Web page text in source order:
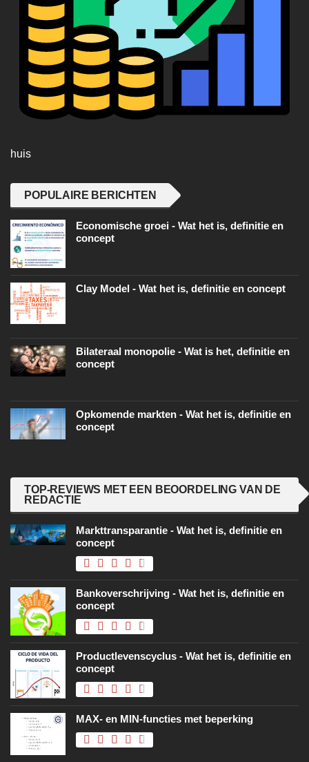
huis
POPULAIRE BERICHTEN
Economische groei - Wat het is, definitie en
concept
Clay Model - Wat het is, definitie en concept
Bilateraal monopolie - Wat is het, definitie en
concept
Opkomende markten - Wat het is, definitie en
concept
TOP-REVIEWS MET EEN BEOORDELING VAN DE
REDACTIE
Markttransparantie - Wat het is, definitie en
concept
Bankoverschrijving - Wat het is, definitie en
concept
Productlevenscyclus - Wat het is, definitie en
concept
MAX- en MIN-functies met beperking